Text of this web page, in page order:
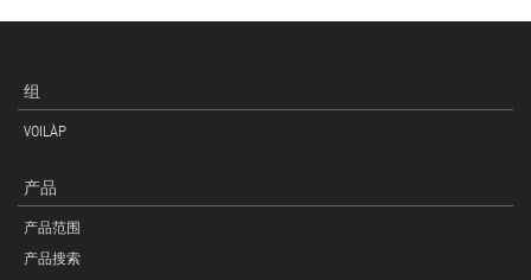
组
VOILÀP
产品
产品范围
产品搜索